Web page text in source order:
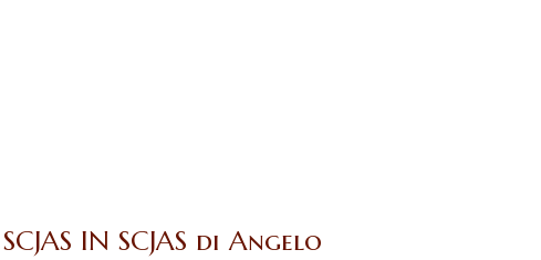
IN SCJAS di Angelo